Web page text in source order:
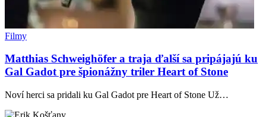
Filmy
Matthias Schweighöfer a traja ďalší sa pripájajú ku
Gal Gadot pre špionážny triler Heart of Stone
Noví herci sa pridali ku Gal Gadot pre Heart of Stone Už…